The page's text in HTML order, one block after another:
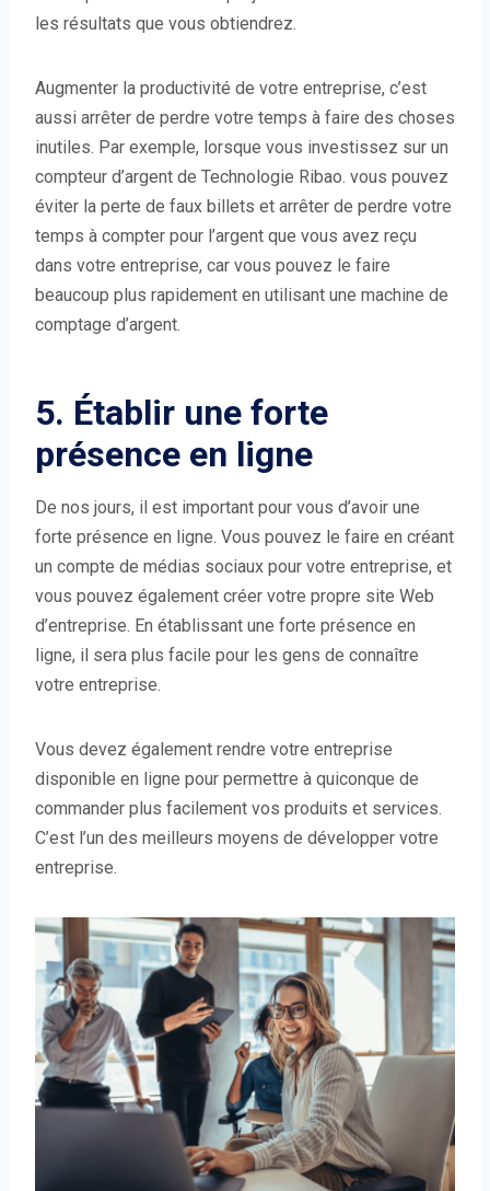
les résultats que vous obtiendrez.
Augmenter la productivité de votre entreprise, c’est
aussi arrêter de perdre votre temps à faire des choses
inutiles. Par exemple, lorsque vous investissez sur un
compteur d’argent de Technologie Ribao. vous pouvez
éviter la perte de faux billets et arrêter de perdre votre
temps à compter pour l’argent que vous avez reçu
dans votre entreprise, car vous pouvez le faire
beaucoup plus rapidement en utilisant une machine de
comptage d’argent.
5. Établir une forte
présence en ligne
De nos jours, il est important pour vous d’avoir une
forte présence en ligne. Vous pouvez le faire en créant
un compte de médias sociaux pour votre entreprise, et
vous pouvez également créer votre propre site Web
d’entreprise. En établissant une forte présence en
ligne, il sera plus facile pour les gens de connaître
votre entreprise.
Vous devez également rendre votre entreprise
disponible en ligne pour permettre à quiconque de
commander plus facilement vos produits et services.
C’est l’un des meilleurs moyens de développer votre
entreprise.